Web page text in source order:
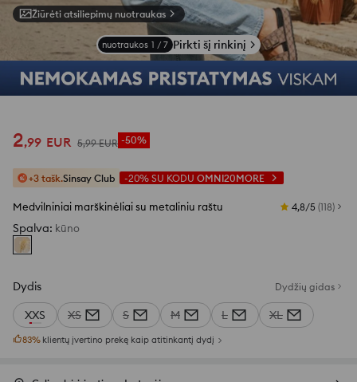
Žiūrėti atsiliepimų nuotraukas
nuotraukos 1 / 7 Pirkti šį rinkinį
2,99 EUR 5,99 EUR -50%
+3 tašk.Sinsay Club -20% SU KODU OMNI20MORE
Medvilniniai marškinėliai su metaliniu raštu 4,8/5 (118)
Spalva: kūno
Dydis Dydžių gidas
XXS XS S M L XL
83% klientų įvertino prekę kaip atitinkantį dydį